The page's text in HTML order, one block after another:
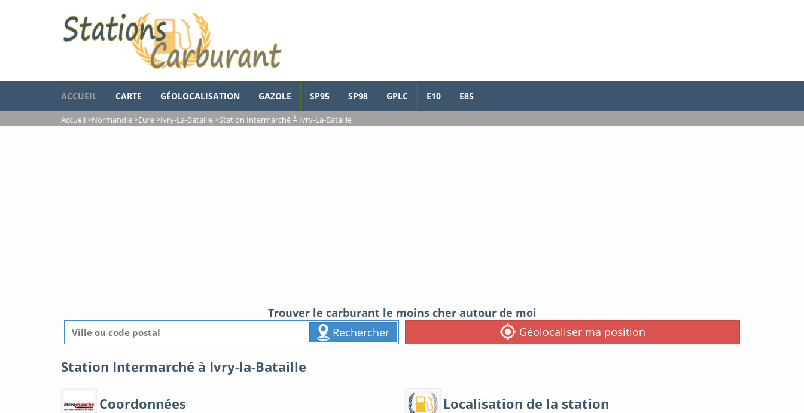
ACCUEIL CARTE GÉOLOCALISATION GAZOLE SP95 SP98 GPLC E10 E85
Accueil >Normandie>Eure>Ivry-La-Bataille>Station Intermarché À Ivry-La-Bataille
Trouver le carburant le moins cher autour de moi
Rechercher
Géolocaliser ma position
Station Intermarché à Ivry-la-Bataille
Coordonnées Localisation de la station